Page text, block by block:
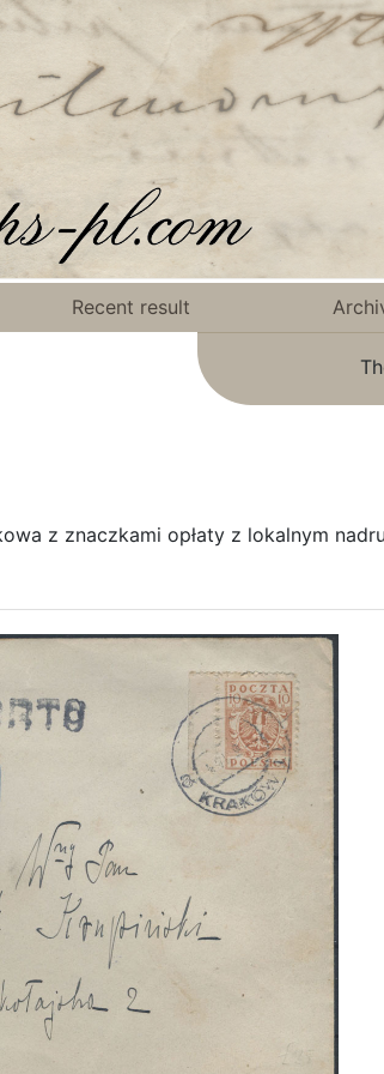
Recent result
z znaczkami opłaty z lokalnym